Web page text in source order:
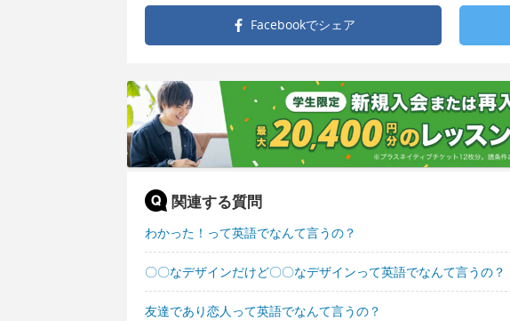
Facebookでシェア
関連する質問
わかった！って英語でなんて言うの？
〇〇なデザインだけど〇〇なデザインって英語でなんて言うの？
友達であり恋人って英語でなんて言うの？